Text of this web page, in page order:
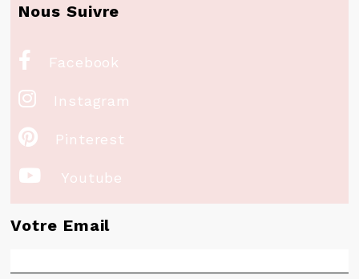
Nous Suivre
 Facebook
 Instagram
 Pinterest
 Youtube
Votre Email